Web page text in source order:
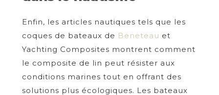
Enfin, les articles nautiques tels que les
coques de bateaux de Beneteau et
Yachting Composites montrent comment
le composite de lin peut résister aux
conditions marines tout en offrant des
solutions plus écologiques. Les bateaux